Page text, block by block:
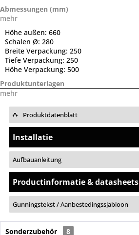
Abmessungen (mm)
mehr
Höhe außen: 660
Schalen Ø: 280
Breite Verpackung: 250
Tiefe Verpackung: 250
Höhe Verpackung: 500
Produktunterlagen
mehr
Produktdatenblatt
Installatie
Aufbauanleitung
Productinformatie & datasheets
Gunningstekst / Aanbestedingssjabloon
Sonderzubehör 8